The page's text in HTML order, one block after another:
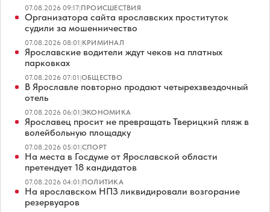
07.08.2026 09:17|ПРОИСШЕСТВИЯ
Организатора сайта ярославских проституток
судили за мошенничество
07.08.2026 08:01|КРИМИНАЛ
Ярославские водители ждут чеков на платных
парковках
07.08.2026 07:01|ОБЩЕСТВО
В Ярославле повторно продают четырехзвездочный
отель
07.08.2026 06:01|ЭКОНОМИКА
Ярославец просит не превращать Тверицкий пляж в
волейбольную площадку
07.08.2026 05:01|СПОРТ
На места в Госдуме от Ярославской области
претендует 18 кандидатов
07.08.2026 04:01|ПОЛИТИКА
На ярославском НПЗ ликвидировали возгорание
резервуаров